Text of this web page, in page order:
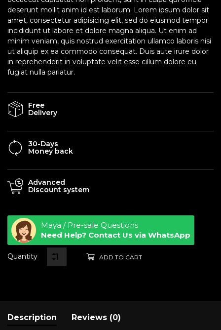
deserunt mollit anim id est laborum. Lorem ipsum dolor sit
amet, consectetur adipisicing elit, sed do eiusmod tempor
incididunt ut labore et dolore magna aliqua. Ut enim ad
minim veniam, quis nostrud exercitation ullamco laboris nisi
ut aliquip ex ea commodo consequat. Duis aute irure dolor
in reprehenderit in voluptate velit esse cillum dolore eu
fugiat nulla pariatur.
Free
Delivery
30-Days
Money back
Advanced
Discount system
Maya / Pre-sale Questions
Need Help? Contact Us via WhatsApp
Quantity ADD TO CART
Description Reviews (0)